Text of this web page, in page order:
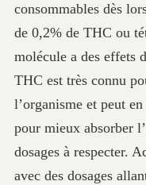
consommables dès
de 0,2% de THC ou
molécule a des effets
THC est très connu
l’organisme et peut
pour mieux absorber
dosages à respecter.
avec des dosages